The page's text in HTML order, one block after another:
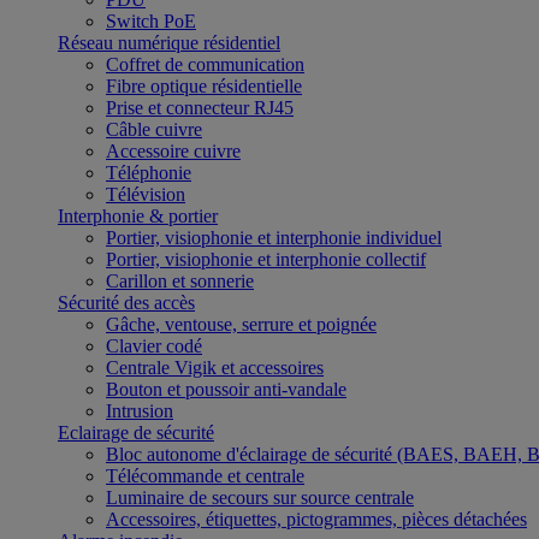
Switch PoE
Réseau numérique résidentiel
Coffret de communication
Fibre optique résidentielle
Prise et connecteur RJ45
Câble cuivre
Accessoire cuivre
Téléphonie
Télévision
Interphonie & portier
Portier, visiophonie et interphonie individuel
Portier, visiophonie et interphonie collectif
Carillon et sonnerie
Sécurité des accès
Gâche, ventouse, serrure et poignée
Clavier codé
Centrale Vigik et accessoires
Bouton et poussoir anti-vandale
Intrusion
Eclairage de sécurité
Bloc autonome d'éclairage de sécurité (BAES,
Télécommande et centrale
Luminaire de secours sur source centrale
Accessoires, étiquettes, pictogrammes, pièces détachées